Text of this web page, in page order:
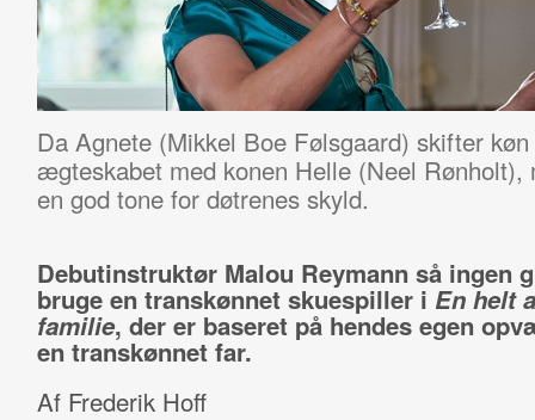
Da Agnete (Mikkel Boe Følsgaard) skifter
ægteskabet med konen Helle (Neel Rønholt),
en god tone for døtrenes skyld.
Debutinstruktør Malou Reymann så ingen
bruge en transkønnet skuespiller i En helt
familie, der er baseret på hendes egen
en transkønnet far.
Af Frederik Hoff